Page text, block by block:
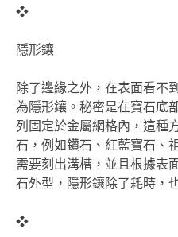
❖
隱形鑲
除了邊緣之外，在表面看不
為隱形鑲。秘密是在寶石底
列固定於金屬網格內，這種
石，例如鑽石、紅藍寶石、
需要刻出溝槽，並且根據表
石外型，隱形鑲除了耗時，
❖